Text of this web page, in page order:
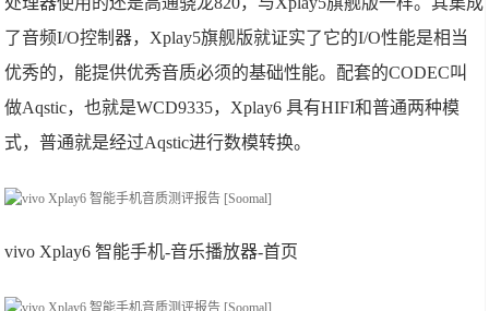
了音频I/O控制器，Xplay5旗舰版就证实了它的I/O性能是相当
优秀的，能提供优秀音质必须的基础性能。配套的CODEC叫
做Aqstic，也就是WCD9335，Xplay6 具有HIFI和普通两种模
式，普通就是经过Aqstic进行数模转换。
vivo Xplay6 智能手机-音乐播放器-首页